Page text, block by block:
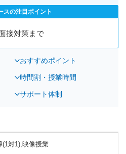
スの注目ポイント
接対策まで
おすすめポイント
時間割・授業時間
サポート体制
(1対1),映像授業